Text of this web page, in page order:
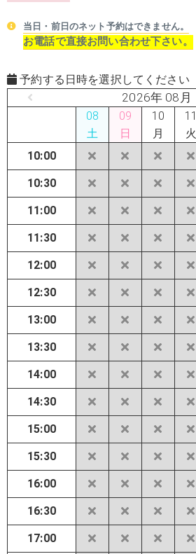
当日・前日のネット予約はできません。
お電話で直接お問い合わせ下さい。
予約する日時を選択してください
2026年 08月
08
土
09
日
10
月
11
火
10:00
10:30
11:00
11:30
12:00
12:30
13:00
13:30
14:00
14:30
15:00
15:30
16:00
16:30
17:00